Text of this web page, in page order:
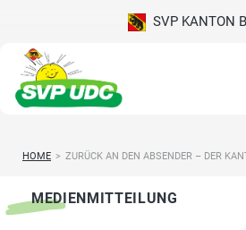
SVP KANTON
HOME > ZURÜCK AN DEN ABSENDER – DER
MEDIENMITTEILUNG